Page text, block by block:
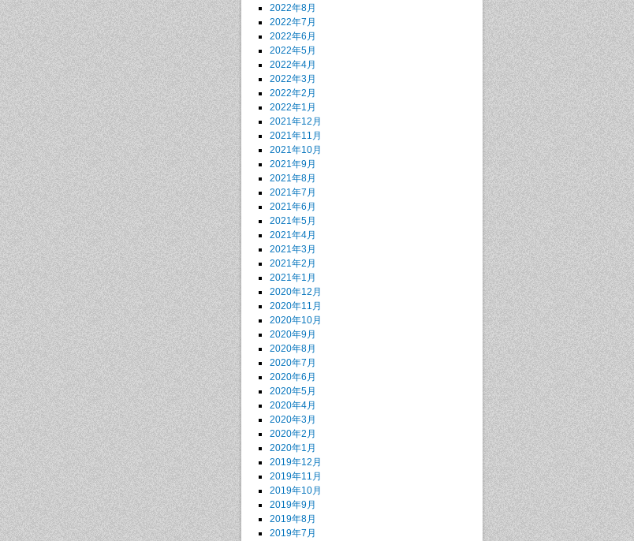
2022年8月
2022年7月
2022年6月
2022年5月
2022年4月
2022年3月
2022年2月
2022年1月
2021年12月
2021年11月
2021年10月
2021年9月
2021年8月
2021年7月
2021年6月
2021年5月
2021年4月
2021年3月
2021年2月
2021年1月
2020年12月
2020年11月
2020年10月
2020年9月
2020年8月
2020年7月
2020年6月
2020年5月
2020年4月
2020年3月
2020年2月
2020年1月
2019年12月
2019年11月
2019年10月
2019年9月
2019年8月
2019年7月